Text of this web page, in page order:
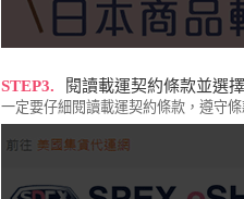
STEP3. 閱讀載運契約條款並選擇
一定要仔細閱讀載運契約條款，遵守